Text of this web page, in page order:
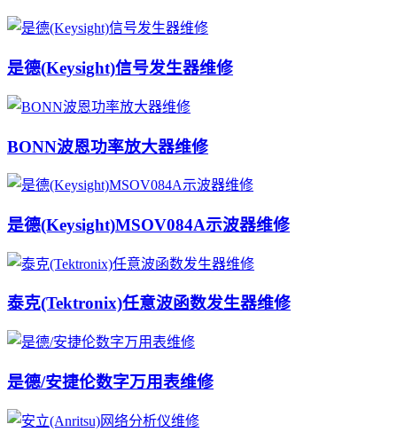
是德(Keysight)信号发生器维修
BONN波恩功率放大器维修
是德(Keysight)MSOV084A示波器维修
泰克(Tektronix)任意波函数发生器维修
是德/安捷伦数字万用表维修